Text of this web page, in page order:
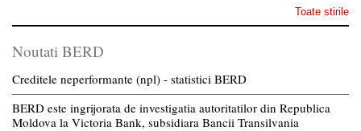
Toate stirile
Noutati BERD
Creditele neperformante (npl) - statistici BERD
BERD este ingrijorata de investigatia autoritatilor din Republica
Moldova la Victoria Bank, subsidiara Bancii Transilvania